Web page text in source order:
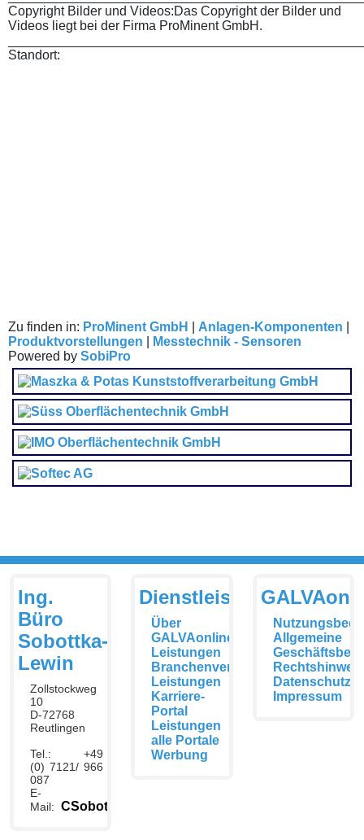
Copyright Bilder und Videos:Das Copyright der Bilder und
Videos liegt bei der Firma ProMinent GmbH.
Standort:
Zu finden in: ProMinent GmbH Anlagen-Komponenten
Produktvorstellungen
Messtechnik - Sensoren
Powered by SobiPro
Ing.
Büro
Sobottka-
Lewin
Zollstockweg
10
D-72768
Reutlingen
Tel.: +49
(0) 7121/ 966
087
E-
Mail: CSobottka@galvaonline.de
Dienstleistungen
Über
GALVAonline
Leistungen
Branchenverzeichnis
Leistungen
Karriere-
Portal
Leistungen
alle Portale
Werbung
Allgemeine
Impressum